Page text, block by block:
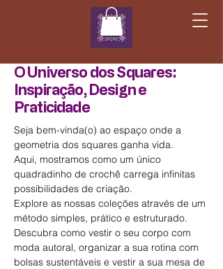
O Universo dos Squares:
Inspiração, Design e
Praticidade
Seja bem-vinda(o) ao espaço onde a
geometria dos squares ganha vida.
Aqui, mostramos como um único
quadradinho de crochê carrega infinitas
possibilidades de criação.
Explore as nossas coleções através de um
método simples, prático e estruturado.
Descubra como vestir o seu corpo com
moda autoral, organizar a sua rotina com
bolsas sustentáveis e vestir a sua mesa de